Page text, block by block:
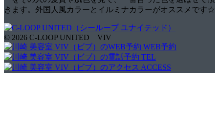
きます。外国人風カラーとイルミナカラーがオススメです☆
© 2026 C-LOOP UNITED VIV
WEB予約
TEL
ACCESS